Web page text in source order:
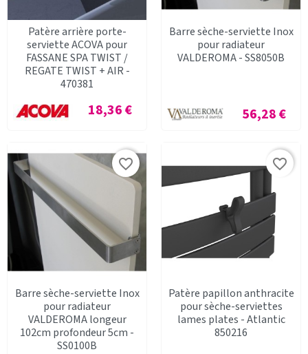
Patère arrière porte-
serviette ACOVA pour
FASSANE SPA TWIST /
REGATE TWIST + AIR -
470381
Prix
18,36 €
Barre sèche-serviette Inox
pour radiateur
VALDEROMA - SS8050B
Prix
56,28 €
Barre sèche-serviette Inox
pour radiateur
VALDEROMA longeur
102cm profondeur 5cm -
SS0100B
favorite_border
Patère papillon anthracite
pour sèche-serviettes
lames plates - Atlantic
850216
favorite_border